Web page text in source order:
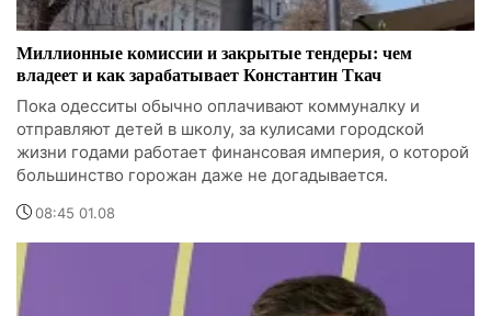
Миллионные комиссии и закрытые тендеры: чем
владеет и как зарабатывает Константин Ткач
Пока одесситы обычно оплачивают коммуналку и
отправляют детей в школу, за кулисами городской
жизни годами работает финансовая империя, о которой
большинство горожан даже не догадывается.
08:45 01.08